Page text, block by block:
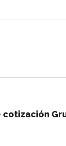
cotización